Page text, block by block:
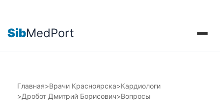
SibMedPort
Главная>Врачи Красноярска>Кардиологи
>Дробот Дмитрий Борисович>Вопросы